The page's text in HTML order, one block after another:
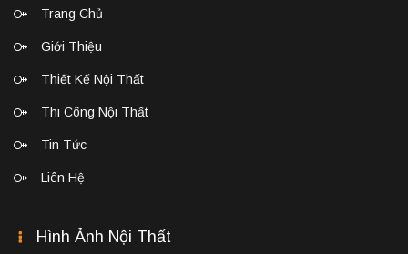
Trang Chủ
Giới Thiệu
Thiết Kế Nội Thất
Thi Công Nội Thất
Tin Tức
Liên Hệ
Hình Ảnh Nội Thất